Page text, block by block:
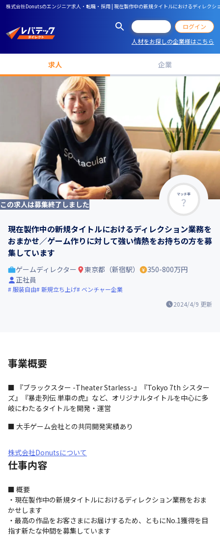
株式会社Donutsのエンジニア求人・転職・採用 | 現在製作中の新規タイトルにおけるディレク
ログイン
人材をお探しの企業様はこちら
求人 企業
マッチ率
この求人は募集終了しました
現在製作中の新規タイトルにおけるディレクション業務を
おまかせ／ゲーム作りに対して強い情熱をお持ちの方を募
集しています
2024/4/9 更新
ゲームディレクター 東京都（新宿駅）
350-800万円
正社員
服装自由 新規立ち上げ ベンチャー企業
事業概要
■ 『ブラックスター -Theater Starless-』『Tokyo 7th シスター
ズ』『暴走列伝 単車の虎』など、オリジナルタイトルを中心に多
岐にわたるタイトルを開発・運営
■ 大手ゲーム会社との共同開発実績あり
株式会社Donutsについて
仕事内容
■ 概要
・現在製作中の新規タイトルにおけるディレクション業務をおま
かせします
・最高の作品をお客さまにお届けするため、ともにNo.1獲得を目
指す新たな仲間を募集しています